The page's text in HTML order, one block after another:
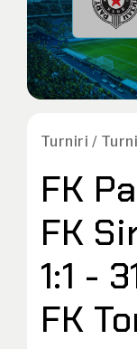
Turniri /
FK
FK
1:1 -
FK